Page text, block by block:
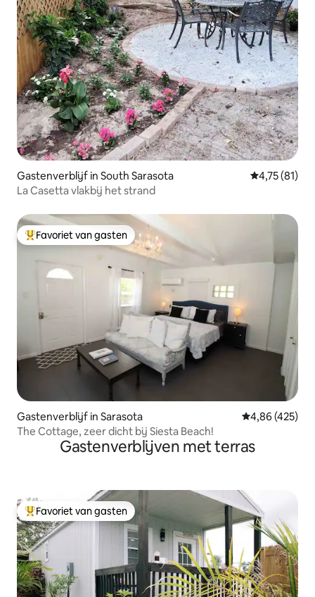
Gastenverblijf in South Sarasota Gemiddelde
4,75 (81)
La Casetta vlakbij het strand
Topfavoriet van gasten
Favoriet van gasten
Gastenverblijf in Sarasota Gemiddelde
4,86 (425)
The Cottage, zeer dicht bij Siesta Beach!
Gastenverblijven met terras
Topfavoriet van gasten
Favoriet van gasten